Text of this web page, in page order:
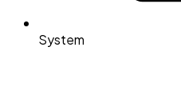
System